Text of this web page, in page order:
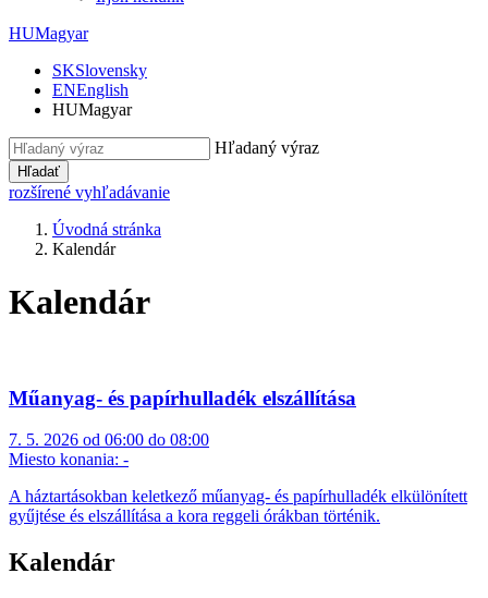
HUMagyar
SKSlovensky
ENEnglish
HUMagyar
Hľadaný výraz
Hľadať
rozšírené vyhľadávanie
Úvodná stránka
Kalendár
Kalendár
Műanyag- és papírhulladék elszállítása
7. 5. 2026 od 06:00 do 08:00
Miesto konania: -
A háztartásokban keletkező műanyag- és papírhulladék elkülönített
gyűjtése és elszállítása a kora reggeli órákban történik.
Kalendár